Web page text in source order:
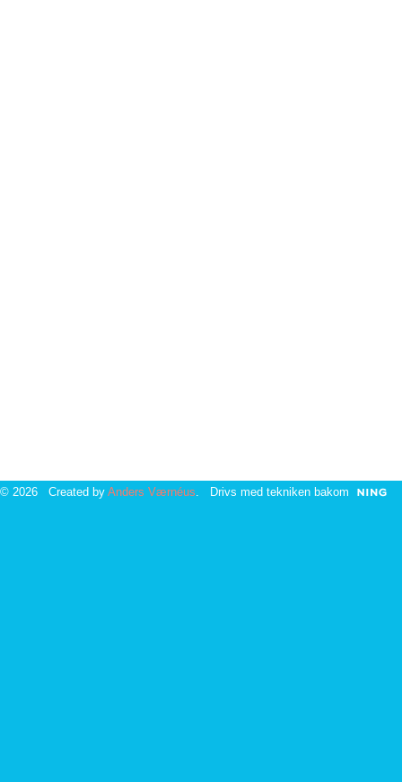
© 2026 Created by Anders Værnéus . Drivs med tekniken bakom